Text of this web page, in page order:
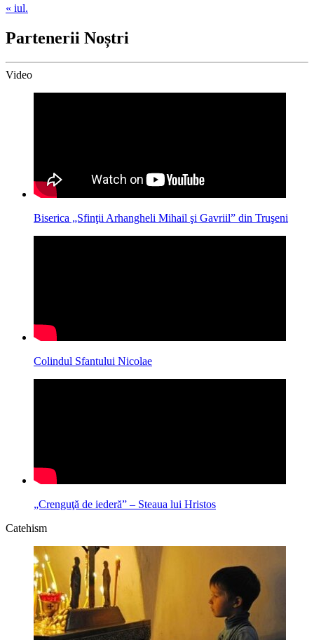
« iul.
Partenerii Noștri
Video
Biserica „Sfinţii Arhangheli Mihail şi Gavriil” din Truşeni
Colindul Sfantului Nicolae
„Crenguţă de iederă” – Steaua lui Hristos
Catehism